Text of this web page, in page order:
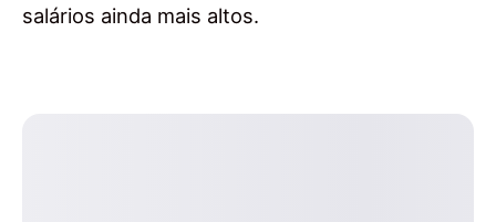
salários ainda mais altos.